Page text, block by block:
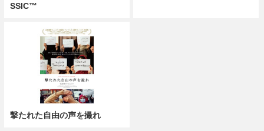
SSIC™
撃たれた自由の声を撮れ